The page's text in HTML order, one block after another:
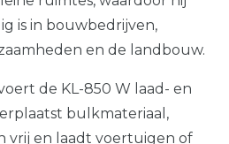
is in bouwbedrijven,
en de landbouw.
de KL-850 W laad- en
bulkmateriaal,
vrij en laadt voertuigen of